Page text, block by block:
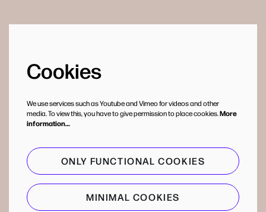
Cookies
We use services such as Youtube and Vimeo for videos and other
media. To view this, you have to give permission to place cookies.More
information…
ONLY FUNCTIONAL COOKIES
MINIMAL COOKIES